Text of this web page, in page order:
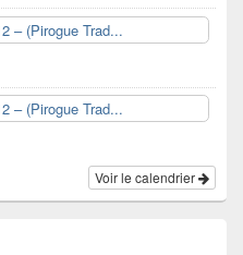
– (Pirogue Trad...
– (Pirogue Trad...
Voir le calendrier